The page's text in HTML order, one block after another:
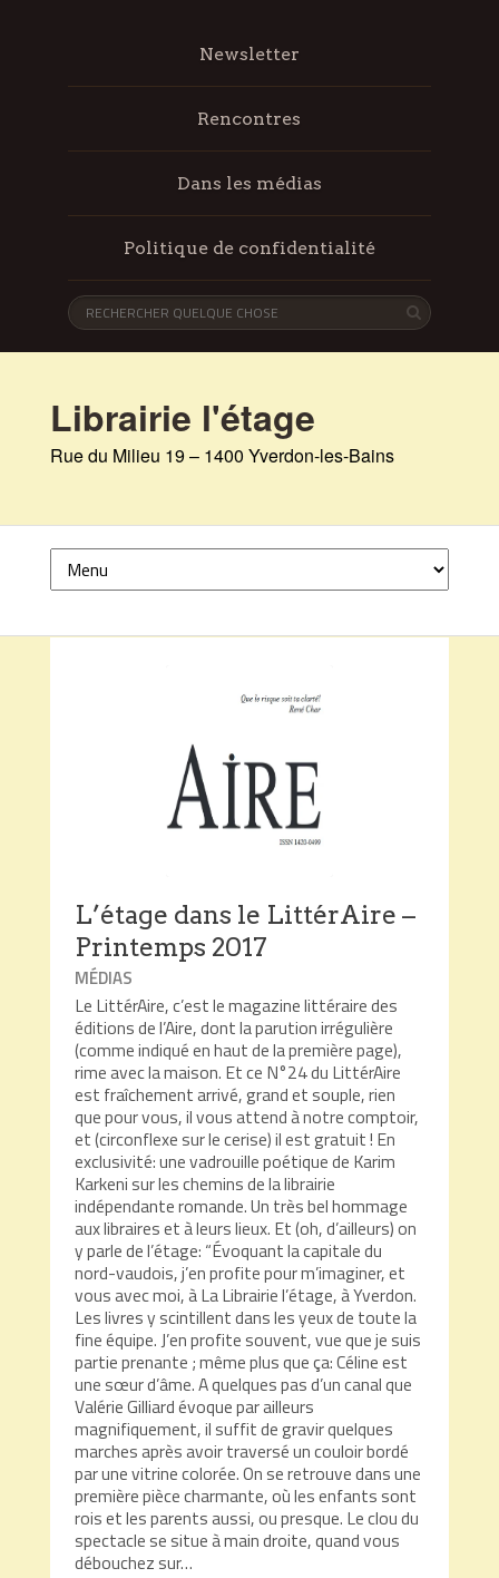
Newsletter
Rencontres
Dans les médias
Politique de confidentialité
Librairie l'étage
Rue du Milieu 19 – 1400 Yverdon-les-Bains
L’étage dans le LittérAire –
Printemps 2017
MÉDIAS
Le LittérAire, c’est le magazine littéraire des
éditions de l’Aire, dont la parution irrégulière
(comme indiqué en haut de la première page),
rime avec la maison. Et ce N°24 du LittérAire
est fraîchement arrivé, grand et souple, rien
que pour vous, il vous attend à notre comptoir,
et (circonflexe sur le cerise) il est gratuit ! En
exclusivité: une vadrouille poétique de Karim
Karkeni sur les chemins de la librairie
indépendante romande. Un très bel hommage
aux libraires et à leurs lieux. Et (oh, d’ailleurs) on
y parle de l’étage: “Évoquant la capitale du
nord-vaudois, j’en profite pour m’imaginer, et
vous avec moi, à La Librairie l’étage, à Yverdon.
Les livres y scintillent dans les yeux de toute la
fine équipe. J’en profite souvent, vue que je suis
partie prenante ; même plus que ça: Céline est
une sœur d’âme. A quelques pas d’un canal que
Valérie Gilliard évoque par ailleurs
magnifiquement, il suffit de gravir quelques
marches après avoir traversé un couloir bordé
par une vitrine colorée. On se retrouve dans une
première pièce charmante, où les enfants sont
rois et les parents aussi, ou presque. Le clou du
spectacle se situe à main droite, quand vous
débouchez sur…